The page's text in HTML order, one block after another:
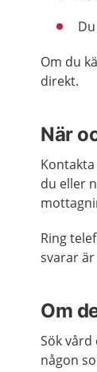
Om du
direkt.
När
du eller
Ring
svarar
Om
Sök
någon